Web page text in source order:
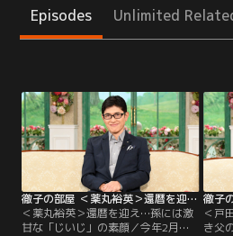
Episodes Unlimited
徹子の部屋 ＜薬丸裕英＞還暦を迎え…孫には激甘な「じいじ」の素顔（2026/05/25放送分）
＜薬丸裕英＞還暦を迎え…孫には激
甘な「じいじ」の素顔／今年2月に
＜戸
き父